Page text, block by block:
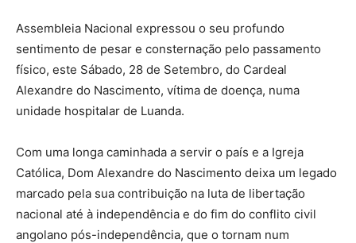
Assembleia Nacional expressou o seu profundo
sentimento de pesar e consternação pelo passamento
físico, este Sábado, 28 de Setembro, do Cardeal
Alexandre do Nascimento, vítima de doença, numa
unidade hospitalar de Luanda.
Com uma longa caminhada a servir o país e a Igreja
Católica, Dom Alexandre do Nascimento deixa um legado
marcado pela sua contribuição na luta de libertação
nacional até à independência e do fim do conflito civil
angolano pós-independência, que o tornam num